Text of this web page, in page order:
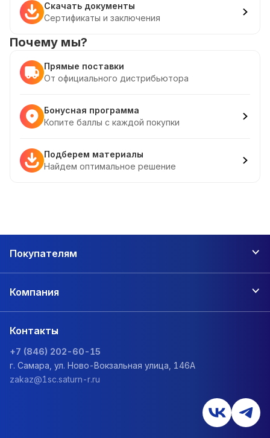
Скачать документы
Сертификаты и заключения
Почему мы?
Прямые поставки
От официального дистрибьютора
Бонусная программа
Копите баллы с каждой покупки
Подберем материалы
Найдем оптимальное решение
Покупателям
Компания
Контакты
+7 (846) 202-60-15
г. Самара, ул. Ново-Вокзальная улица, 146А
zakaz@1sc.saturn-r.ru